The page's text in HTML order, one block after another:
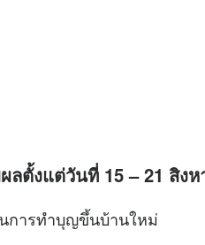
ตั้งแต่วันที่ 15 – 21 สิงห
การทำบุญขึ้นบ้านใหม่